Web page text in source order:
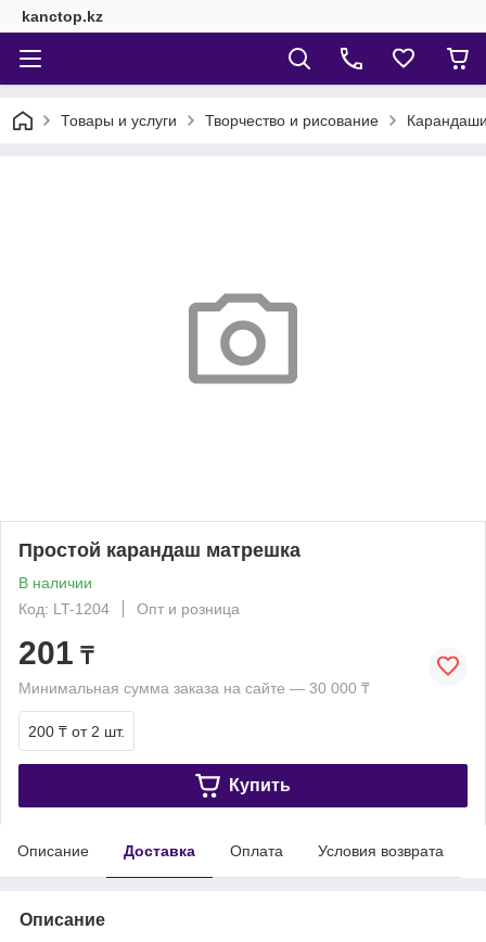
kanctop.kz
Товары и услуги Творчество и рисование
Простой карандаш матрешка
В наличии
Код: LT-1204
Опт и розница
201 ₸
Минимальная сумма заказа на сайте — 30 000 ₸
200 ₸ от 2 шт.
Купить
Описание Доставка Оплата Условия возврата
Описание